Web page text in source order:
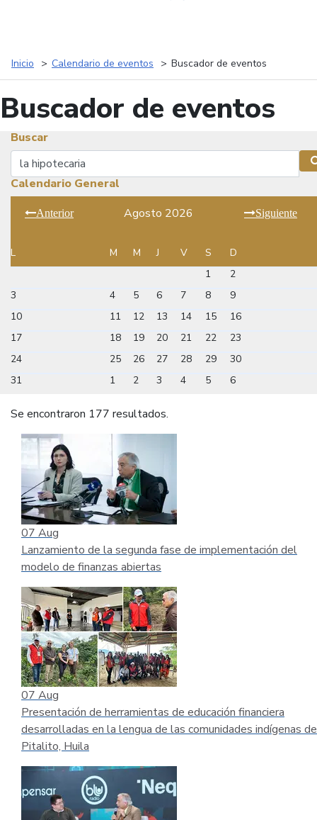
Inicio Calendario de eventos Buscador de eventos
Buscador de eventos
Buscar
Buscar
Calendario General
Anterior Agosto 2026 Siguiente
L M M J V S
D
1
2
3
4 5 6 7 8
9
10
11 12 13 14 15
16
17
18 19 20 21 22
23
24
25 26 27 28 29
30
31
1 2 3 4 5 6
Se encontraron 177 resultados.
07 Aug
Lanzamiento de la segunda fase de implementación del
modelo de finanzas abiertas
07 Aug
Presentación de herramientas de educación financiera
desarrolladas en la lengua de las comunidades indígenas de
Pitalito, Huila